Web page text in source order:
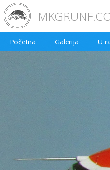
Početna Galerija U